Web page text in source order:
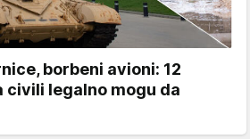
borbeni avioni: 12
civili legalno mogu da